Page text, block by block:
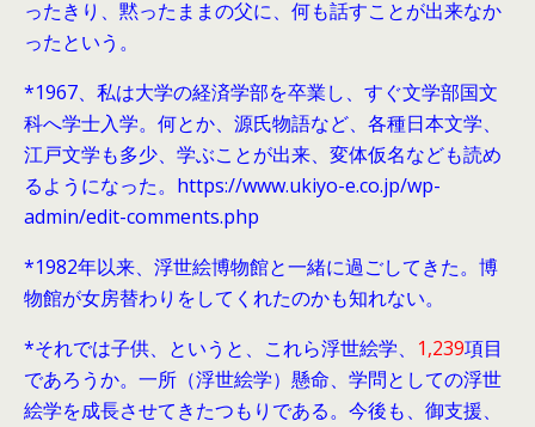
ったきり、黙ったままの父に、何も話すことが出来なか
ったという。
*1967、私は大学の経済学部を卒業し、すぐ文学部国文
科へ学士入学。何とか、源氏物語など、各種日本文学、
江戸文学も多少、学ぶことが出来、変体仮名なども読め
るようになった。https://www.ukiyo-e.co.jp/wp-
admin/edit-comments.php
*1982年以来、浮世絵博物館と一緒に過ごしてきた。博
物館が女房替わりをしてくれたのかも知れない。
*それでは子供、というと、これら浮世絵学、 1,239項目
であろうか。一所（浮世絵学）懸命、学問としての浮世
絵学を成長させてきたつもりである。今後も、御支援、